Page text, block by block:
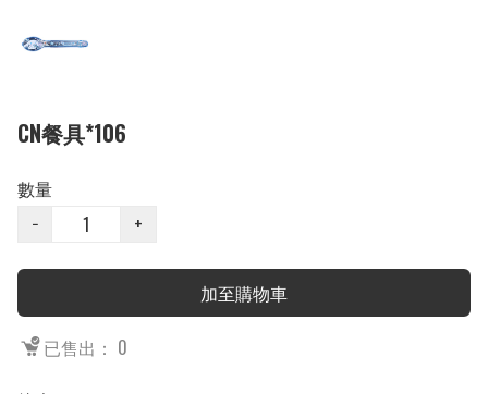
CN餐具*106
數量
−
+
加至購物車
已售出： 0